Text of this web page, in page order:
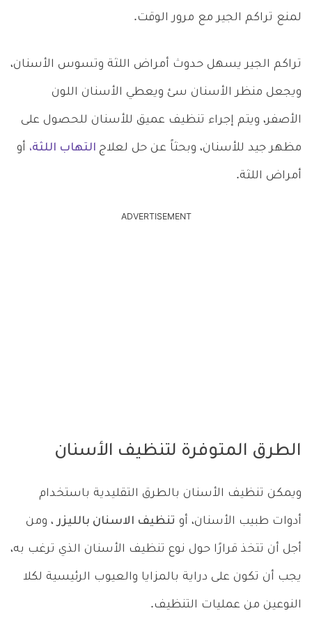
لمنع تراكم الجير مع مرور الوقت.
تراكم الجير يسهل حدوث أمراض اللثة وتسوس الأسنان،
ويجعل منظر الأسنان سئ ويعطي الأسنان اللون
الأصفر، ويتم إجراء تنظيف عميق للأسنان للحصول على
مظهر جيد للأسنان، وبحثاً عن حل لعلاج التهاب اللثة، أو
أمراض اللثة.
ADVERTISEMENT
الطرق المتوفرة لتنظيف الأسنان
ويمكن تنظيف الأسنان بالطرق التقليدية باستخدام
أدوات طبيب الأسنان، أو تنظيف الاسنان بالليزر ، ومن
أجل أن تتخذ قرارًا حول نوع تنظيف الأسنان الذي ترغب به،
يجب أن تكون على دراية بالمزايا والعيوب الرئيسية لكلا
النوعين من عمليات التنظيف.